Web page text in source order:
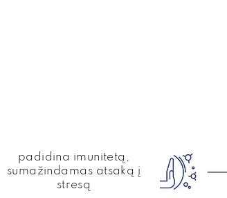
padidina imunitetą,
sumažindamas atsaką į
stresą